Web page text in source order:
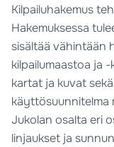
Kilpailuhakemus
Hakemuksessa
sisältää vähintään
kilpailumaastoa ja
kartat ja kuvat
käyttösuunnitelma
Jukolan osalta eri
linjaukset ja